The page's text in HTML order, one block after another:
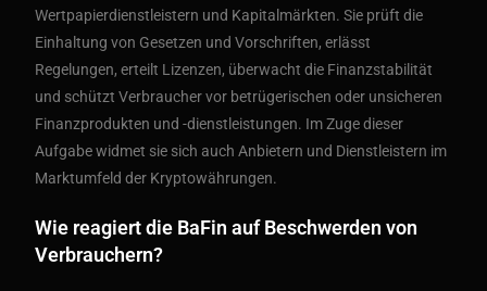
Wertpapierdienstleistern und Kapitalmärkten. Sie prüft die
Einhaltung von Gesetzen und Vorschriften, erlässt
Regelungen, erteilt Lizenzen, überwacht die Finanzstabilität
und schützt Verbraucher vor betrügerischen oder unsicheren
Finanzprodukten und -dienstleistungen. Im Zuge dieser
Aufgabe widmet sie sich auch Anbietern und Dienstleistern im
Marktumfeld der Kryptowährungen.
Wie reagiert die BaFin auf Beschwerden von
Verbrauchern?